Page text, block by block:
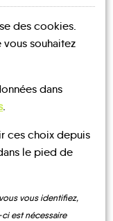
fiche
MOBILITE
des cookies.
souhaitez
dans
.
ces choix depuis
le pied de
vous identifiez,
est nécessaire